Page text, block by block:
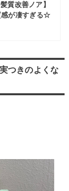
質改善ノア】
感が凄すぎる☆
つきのよくな